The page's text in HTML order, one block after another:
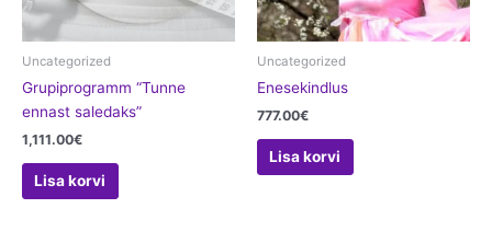
Uncategorized
Grupiprogramm “Tunne
ennast saledaks”
1,111.00€
Lisa korvi
Uncategorized
Enesekindlus
777.00€
Lisa korvi